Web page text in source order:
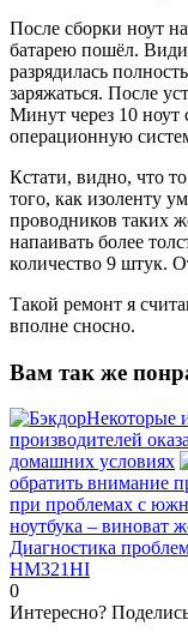
После сборки ноут
батарею пошёл.
разрядилась
заряжаться. После
Минут через 10 ноут
операционную
Кстати, видно, что
того, как изоленту
проводников таких
напаивать более
количество 9 штук.
Такой ремонт я
вполне сносно.
Вам так же
Некоторые
производителей
домашних условиях
обратить внимание
при проблемах с
ноутбука – виноват
Диагностика
HM321HI
0
Интересно?